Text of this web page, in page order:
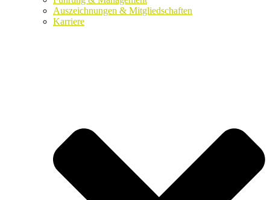
Auszeichnungen & Mitgliedschaften
Karriere